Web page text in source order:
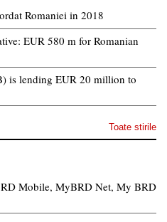
Romaniei in 2018
EUR 580 m for Romanian
is lending EUR 20 million to
Toate stirile
Mobile, MyBRD Net, My BRD